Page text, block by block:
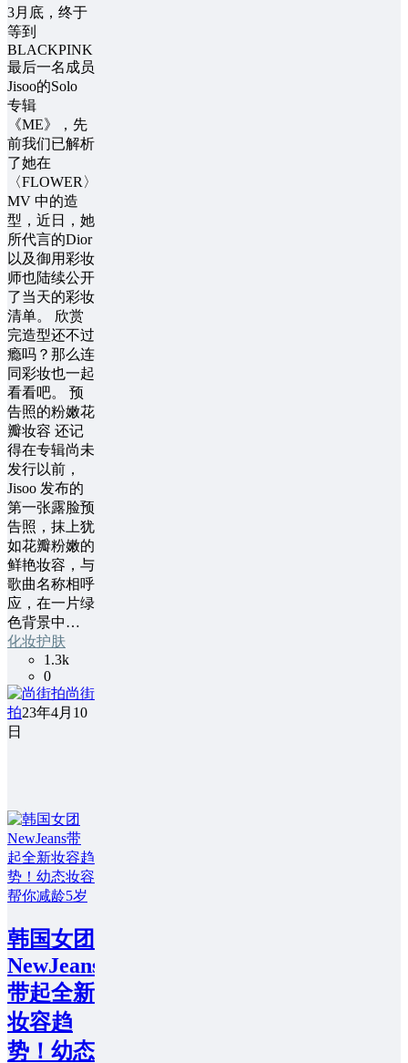
3月底，终于
等到
BLACKPINK
最后一名成员
Jisoo的Solo
专辑
《ME》，先
前我们已解析
了她在
〈FLOWER〉
MV 中的造
型，近日，她
所代言的Dior
以及御用彩妆
师也陆续公开
了当天的彩妆
清单。 欣赏
完造型还不过
瘾吗？那么连
同彩妆也一起
看看吧。 预
告照的粉嫩花
瓣妆容 还记
得在专辑尚未
发行以前，
Jisoo 发布的
第一张露脸预
告照，抹上犹
如花瓣粉嫩的
鲜艳妆容，与
歌曲名称相呼
应，在一片绿
色背景中…
化妆护肤
1.3k
0
尚街
拍23年4月10
日
韩国女团
NewJeans
带起全新
妆容趋
势！幼态